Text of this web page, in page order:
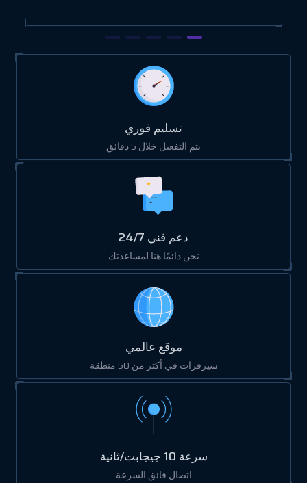
تسليم فوري
يتم التفعيل خلال 5 دقائق
دعم فني 24/7
نحن دائمًا هنا لمساعدتك
موقع عالمي
سيرفرات في أكثر من 50 منطقة
سرعة 10 جيجابت/ثانية
اتصال فائق السرعة